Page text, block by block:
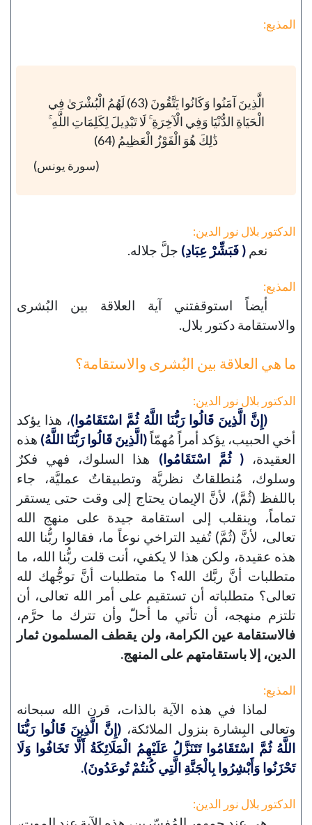
المذيع:
الَّذِينَ آمَنُوا وَكَانُوا يَتَّقُونَ (63) لَهُمُ الْبُشْرَىٰ فِي
الْحَيَاةِ الدُّنْيَا وَفِي الْآخِرَةِ ۚ لَا تَبْدِيلَ لِكَلِمَاتِ اللَّهِ ۚ
ذَٰلِكَ هُوَ الْفَوْزُ الْعَظِيمُ (64)
(سورة يونس)
الدكتور بلال نور الدين:
نعم ( فَبَشِّرْ عِبَادِ) جلَّ جلاله.
المذيع:
أيضاً استوقفتني آية العلاقة بين البُشرى
والاستقامة دكتور بلال.
ما هي العلاقة بين البُشرى والاستقامة؟
الدكتور بلال نور الدين:
(إِنَّ الَّذِينَ قَالُوا رَبُّنَا اللَّهُ ثُمَّ اسْتَقَامُوا)، هذا يؤكد
أخي الحبيب، يؤكد أمراً مُهمّاً(الَّذِينَ قَالُوا رَبُّنَا اللَّهُ) هذه
العقيدة، ( ثُمَّ اسْتَقَامُوا) هذا السلوك، فهي فكرٌ
وسلوك، مُنطلقاتٌ نظريَّة وتطبيقاتٌ عمليَّة، جاء
باللفظ (ثُمَّ)، لأنَّ الإيمان يحتاج إلى وقت حتى يستقر
تماماً، وينقلب إلى استقامة جيدة على منهج الله
تعالى، لأنَّ (ثُمَّ) تُفيد التراخي نوعاً ما، فقالوا ربُّنا الله
هذه عقيدة، ولكن هذا لا يكفي، أنت قلت ربُّنا الله، ما
متطلبات أنَّ ربَّك الله؟ ما متطلبات أنَّ توجُّهك لله
تعالى؟ متطلباته أن تستقيم على أمر الله تعالى، أن
تلتزم منهجه، أن تأتي ما أحلّ وأن تترك ما حرَّم،
فالاستقامة عين الكرامة، ولن يقطف المسلمون ثمار
الدين، إلا باستقامتهم على المنهج.
المذيع:
لماذا في هذه الآية بالذات، قرن الله سبحانه
وتعالى البِشارة بنزول الملائكة، (إِنَّ الَّذِينَ قَالُوا رَبُّنَا
اللَّهُ ثُمَّ اسْتَقَامُوا تَتَنَزَّلُ عَلَيْهِمُ الْمَلَائِكَةُ أَلَّا تَخَافُوا وَلَا
تَحْزَنُوا وَأَبْشِرُوا بِالْجَنَّةِ الَّتِي كُنتُمْ تُوعَدُونَ).
الدكتور بلال نور الدين: